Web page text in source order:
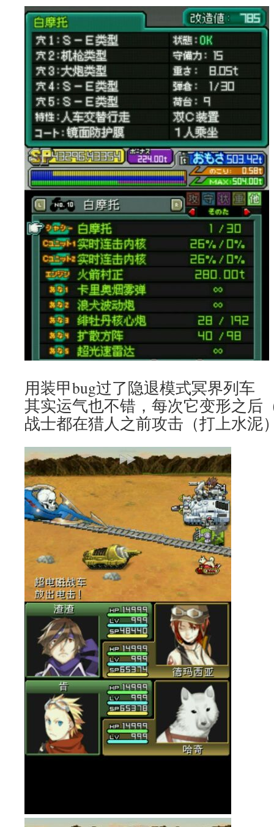
用装甲bug过了隐退模式冥界列车
其实运气也不错，每次它变形之后
战士都在猎人之前攻击（打上水泥